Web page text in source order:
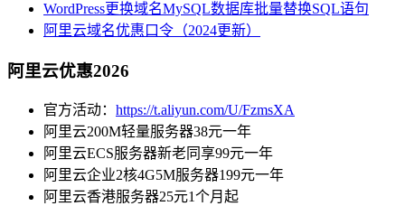
WordPress更换域名MySQL数据库批量替换SQL语句
阿里云域名优惠口令（2024更新）
阿里云优惠2026
官方活动： https://t.aliyun.com/U/FzmsXA
阿里云200M轻量服务器38元一年
阿里云ECS服务器新老同享99元一年
阿里云企业2核4G5M服务器199元一年
阿里云香港服务器25元1个月起